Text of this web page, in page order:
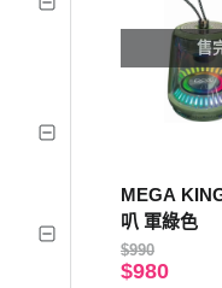
售
MEGA
叭 軍綠色
$990
$980